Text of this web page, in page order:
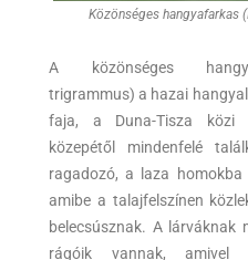
Közönséges hangyafarkas
A közönséges
trigrammus) a hazai
faja, a Duna-Tisza közi
közepétől mindenfelé
ragadozó, a laza
amibe a talajfelszínen
belecsúsznak. A lárváknak
rágóik vannak, amivel